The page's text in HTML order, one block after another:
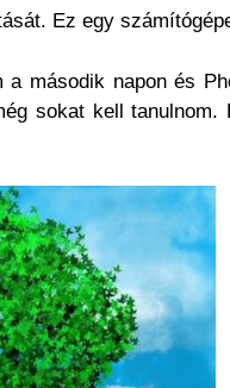
Ez egy
második napon és
sokat kell tanulnom.